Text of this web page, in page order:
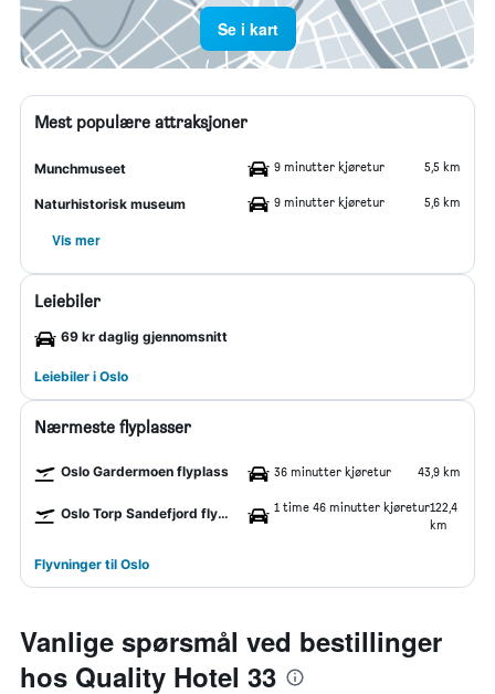
Se i kart
Mest populære attraksjoner
Munchmuseet 9 minutter kjøretur 5,5 km
Naturhistorisk museum 9 minutter kjøretur 5,6 km
Vis mer
Leiebiler
69 kr daglig gjennomsnitt
Leiebiler i Oslo
Nærmeste flyplasser
Oslo Gardermoen flyplass 36 minutter kjøretur 43,9 km
Oslo Torp Sandefjord flyplass 1 time 46 minutter kjøretur122,4
km
Flyvninger til Oslo
Vanlige spørsmål ved bestillinger
hos Quality Hotel 33